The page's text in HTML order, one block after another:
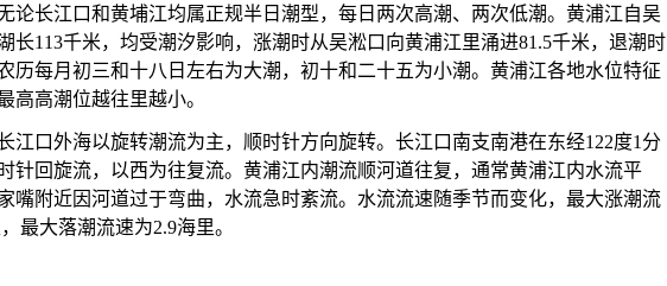
长江口和黄埔江均属正规半日潮型，每日两次高潮、两次低潮。黄浦江自吴
长113千米，均受潮汐影响，涨潮时从吴淞口向黄浦江里涌进81.5千米，退潮时
历每月初三和十八日左右为大潮，初十和二十五为小潮。黄浦江各地水位特征
高高潮位越往里越小。
口外海以旋转潮流为主，顺时针方向旋转。长江口南支南港在东经122度1分
针回旋流，以西为往复流。黄浦江内潮流顺河道往复，通常黄浦江内水流平
嘴附近因河道过于弯曲，水流急时紊流。水流流速随季节而变化，最大涨潮流
最大落潮流速为2.9海里。